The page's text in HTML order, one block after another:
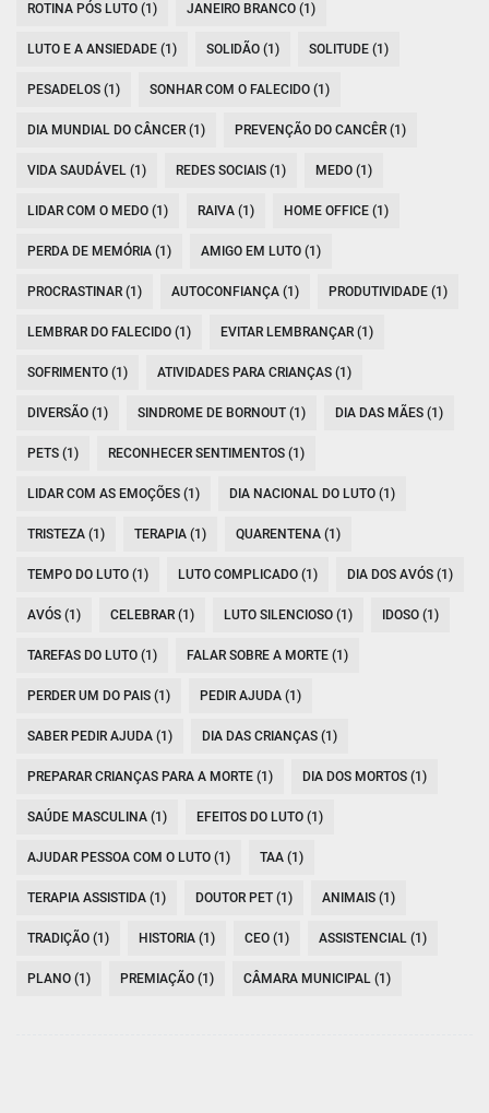
ROTINA PÓS LUTO (1) JANEIRO BRANCO (1)
LUTO E A ANSIEDADE (1) SOLIDÃO (1) SOLITUDE (1)
PESADELOS (1) SONHAR COM O FALECIDO (1)
DIA MUNDIAL DO CÂNCER (1) PREVENÇÃO DO CANCÊR (1)
VIDA SAUDÁVEL (1) REDES SOCIAIS (1) MEDO (1)
LIDAR COM O MEDO (1) RAIVA (1) HOME OFFICE (1)
PERDA DE MEMÓRIA (1) AMIGO EM LUTO (1)
PROCRASTINAR (1) AUTOCONFIANÇA (1) PRODUTIVIDADE (1)
LEMBRAR DO FALECIDO (1) EVITAR LEMBRANÇAR (1)
SOFRIMENTO (1) ATIVIDADES PARA CRIANÇAS (1)
DIVERSÃO (1) SINDROME DE BORNOUT (1) DIA DAS MÃES (1)
PETS (1) RECONHECER SENTIMENTOS (1)
LIDAR COM AS EMOÇÕES (1) DIA NACIONAL DO LUTO (1)
TRISTEZA (1) TERAPIA (1) QUARENTENA (1)
TEMPO DO LUTO (1) LUTO COMPLICADO (1) DIA DOS AVÓS (1)
AVÓS (1) CELEBRAR (1) LUTO SILENCIOSO (1) IDOSO (1)
TAREFAS DO LUTO (1) FALAR SOBRE A MORTE (1)
PERDER UM DO PAIS (1) PEDIR AJUDA (1)
SABER PEDIR AJUDA (1) DIA DAS CRIANÇAS (1)
PREPARAR CRIANÇAS PARA A MORTE (1) DIA DOS MORTOS (1)
SAÚDE MASCULINA (1) EFEITOS DO LUTO (1)
AJUDAR PESSOA COM O LUTO (1) TAA (1)
TERAPIA ASSISTIDA (1) DOUTOR PET (1) ANIMAIS (1)
TRADIÇÃO (1) HISTORIA (1) CEO (1) ASSISTENCIAL (1)
PLANO (1) PREMIAÇÃO (1) CÂMARA MUNICIPAL (1)